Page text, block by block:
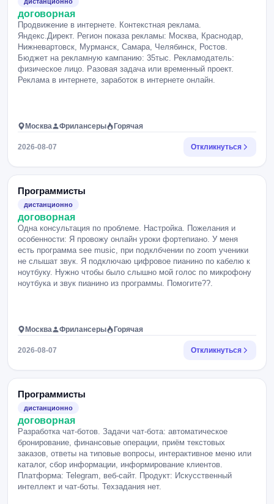
договорная
Продвижение в интернете. Контекстная реклама.
Яндекс.Директ. Регион показа рекламы: Москва, Краснодар,
Нижневартовск, Мурманск, Самара, Челябинск, Ростов.
Бюджет на рекламную кампанию: 35тыс. Рекламодатель:
физическое лицо. Разовая задача или временный проект.
Реклама в интернете, заработок в интернете онлайн.
Москва Фрилансеры Горячая
2026-08-07 Откликнуться
Программисты
дистанционно
договорная
Одна консультация по проблеме. Настройка. Пожелания и
особенности: Я провожу онлайн уроки фортепиано. У меня
есть программа see music, при подклбчении по zoom ученики
не слышат звук. Я подключаю цифровое пианино по кабелю к
ноутбуку. Нужно чтобы было слышно мой голос по микрофону
ноутбука и звук пианино из программы. Помогите??.
Москва Фрилансеры Горячая
2026-08-07 Откликнуться
Программисты
дистанционно
договорная
Разработка чат-ботов. Задачи чат-бота: автоматическое
бронирование, финансовые операции, приём текстовых
заказов, ответы на типовые вопросы, интерактивное меню или
каталог, сбор информации, информирование клиентов.
Платформа: Telegram, веб-сайт. Продукт: Искусственный
интеллект и чат-боты. Техзадания нет.